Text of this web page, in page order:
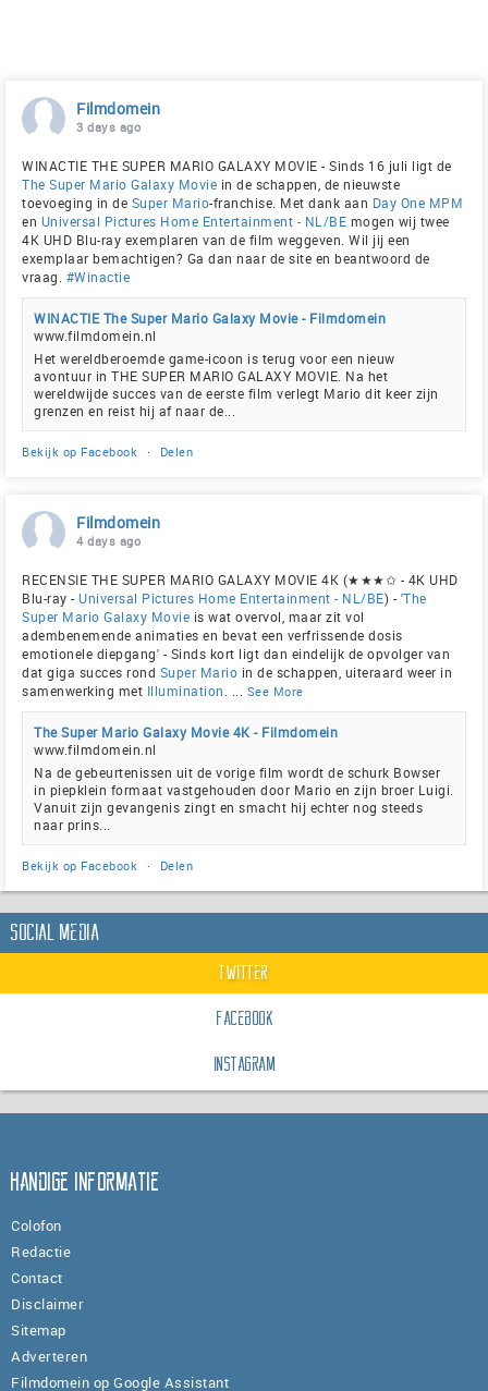
Filmdomein
3 days ago
WINACTIE THE SUPER MARIO GALAXY MOVIE - Sinds 16 juli ligt de
The Super Mario Galaxy Movie in de schappen, de nieuwste
toevoeging in de Super Mario-franchise. Met dank aan Day One MPM
en Universal Pictures Home Entertainment - NL/BE mogen wij twee
4K UHD Blu-ray exemplaren van de film weggeven. Wil jij een
exemplaar bemachtigen? Ga dan naar de site en beantwoord de
vraag. #Winactie
WINACTIE The Super Mario Galaxy Movie - Filmdomein
www.filmdomein.nl
Het wereldberoemde game-icoon is terug voor een nieuw
avontuur in THE SUPER MARIO GALAXY MOVIE. Na het
wereldwijde succes van de eerste film verlegt Mario dit keer zijn
grenzen en reist hij af naar de...
Bekijk op Facebook · Delen
Filmdomein
4 days ago
RECENSIE THE SUPER MARIO GALAXY MOVIE 4K (★★★✩ - 4K UHD
Blu-ray - Universal Pictures Home Entertainment - NL/BE) - 'The
Super Mario Galaxy Movie is wat overvol, maar zit vol
adembenemende animaties en bevat een verfrissende dosis
emotionele diepgang' - Sinds kort ligt dan eindelijk de opvolger van
dat giga succes rond Super Mario in de schappen, uiteraard weer in
samenwerking met Illumination. ... See More
The Super Mario Galaxy Movie 4K - Filmdomein
www.filmdomein.nl
Na de gebeurtenissen uit de vorige film wordt de schurk Bowser
in piepklein formaat vastgehouden door Mario en zijn broer Luigi.
Vanuit zijn gevangenis zingt en smacht hij echter nog steeds
naar prins...
Bekijk op Facebook · Delen
Social Media
Twitter
Facebook
Instagram
Handige informatie
Colofon
Redactie
Contact
Disclaimer
Sitemap
Adverteren
Filmdomein op Google Assistant